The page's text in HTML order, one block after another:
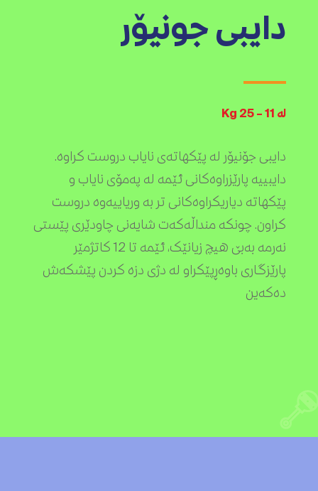
دایبی جونیۆر
لە 11 – 25 Kg
دایبی جۆنیۆر لە پێکهاتەی نایاب دروست کراوە.
دایبییە پارێزراوەکانی ئێمە لە پەمۆی نایاب و
پێکهاتە دیاریکراوەکانی تر بە وریاییەوە دروست
کراون. چونکە منداڵەکەت شایەنی چاودێری پێستی
نەرمە بەبێ هیچ زیانێک، ئێمە تا 12 کاتژمێر
پارێزگاری باوەڕپێکراو لە دژی دزە کردن پێشکەش
دەکەین